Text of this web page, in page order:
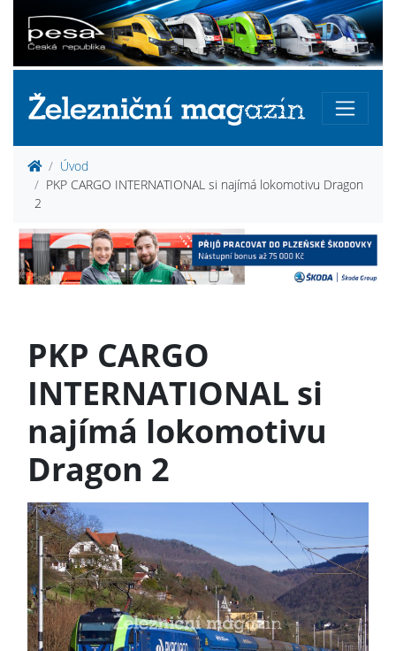
Úvod
PKP CARGO INTERNATIONAL si najímá lokomotivu Dragon
2
PKP CARGO
INTERNATIONAL si
najímá lokomotivu
Dragon 2